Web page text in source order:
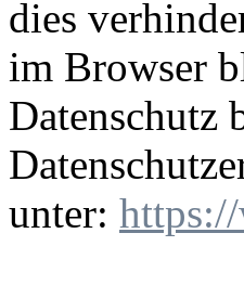
dies
im Browser
Datenschutz
unter: